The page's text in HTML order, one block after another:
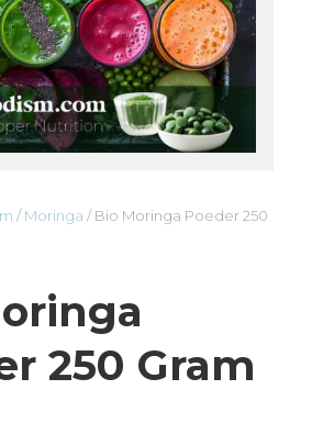
/ Moringa / Bio Moringa Poeder 250
250 Gram